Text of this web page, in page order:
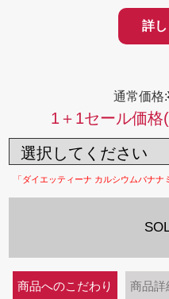
国産野菜、17種類のフルー
サポートするためビタミン
ットスムージーです。
※1日3食分(21g)の計算によ
詳
通常価格:
1＋1セール価格
「ダイエッティーナ カルシウムバナ
商品へのこだわり 商品詳